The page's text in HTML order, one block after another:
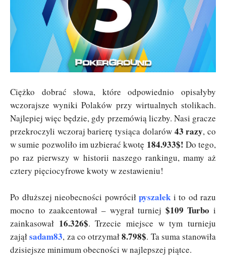
Ciężko dobrać słowa, które odpowiednio opisałyby
wczorajsze wyniki Polaków przy wirtualnych stolikach.
Najlepiej więc będzie, gdy przemówią liczby. Nasi gracze
przekroczyli wczoraj barierę tysiąca dolarów 43 razy, co
w sumie pozwoliło im uzbierać kwotę 184.933$! Do tego,
po raz pierwszy w historii naszego rankingu, mamy aż
cztery pięciocyfrowe kwoty w zestawieniu!
Po dłuższej nieobecności powrócił pyszalek i to od razu
mocno to zaakcentował – wygrał turniej $109 Turbo i
zainkasował 16.326$. Trzecie miejsce w tym turnieju
zająłsadam83, za co otrzymał8.798$. Ta suma stanowiła
dzisiejsze minimum obecności w najlepszej piątce.